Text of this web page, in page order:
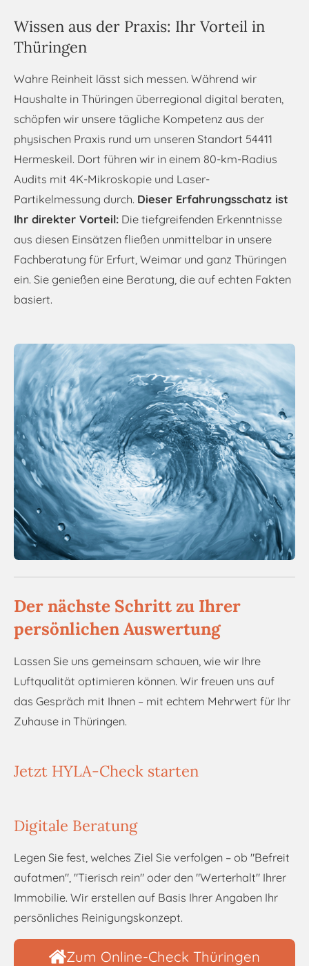
Wissen aus der Praxis: Ihr Vorteil in
Thüringen
Wahre Reinheit lässt sich messen. Während wir
Haushalte in Thüringen überregional digital beraten,
schöpfen wir unsere tägliche Kompetenz aus der
physischen Praxis rund um unseren Standort 54411
Hermeskeil. Dort führen wir in einem 80-km-Radius
Audits mit 4K-Mikroskopie und Laser-
Partikelmessung durch. Dieser Erfahrungsschatz ist
Ihr direkter Vorteil: Die tiefgreifenden Erkenntnisse
aus diesen Einsätzen fließen unmittelbar in unsere
Fachberatung für Erfurt, Weimar und ganz Thüringen
ein. Sie genießen eine Beratung, die auf echten Fakten
basiert.
Der nächste Schritt zu Ihrer
persönlichen Auswertung
Lassen Sie uns gemeinsam schauen, wie wir Ihre
Luftqualität optimieren können. Wir freuen uns auf
das Gespräch mit Ihnen – mit echtem Mehrwert für Ihr
Zuhause in Thüringen.
Jetzt HYLA-Check starten
Digitale Beratung
Legen Sie fest, welches Ziel Sie verfolgen – ob "Befreit
aufatmen", "Tierisch rein" oder den "Werterhalt" Ihrer
Immobilie. Wir erstellen auf Basis Ihrer Angaben Ihr
persönliches Reinigungskonzept.
Zum Online-Check Thüringen